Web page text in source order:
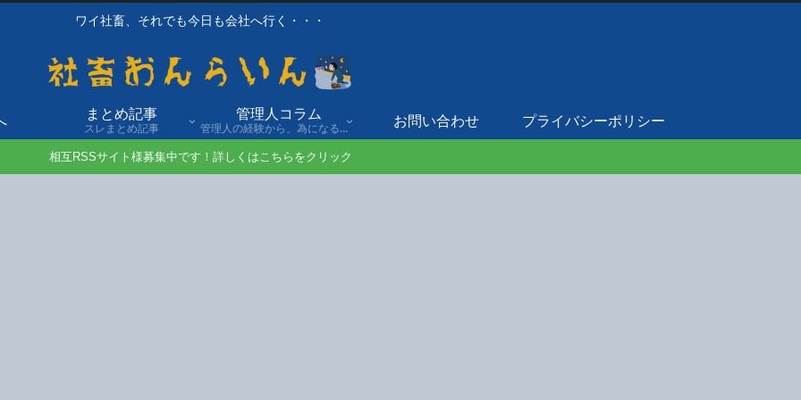
ワイ社畜、それでも今日も会社へ行く・・・
まとめ記事
スレまとめ記事
管理人コラム
管理人の経験から、為になる話や自身の経験談を発信。
お問い合わせ プライバシーポリシー
相互RSSサイト様募集中です！詳しくはこちらをクリック